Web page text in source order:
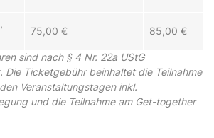
75,00 € 85,00 €
sind nach § 4 Nr. 22a UStG
Die Ticketgebühr beinhaltet die Teilnahme
Veranstaltungstagen inkl.
und die Teilnahme am Get-together